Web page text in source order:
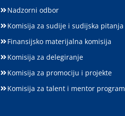
Nadzorni odbor
Komisija za sudije i sudijska pitanja
Finansijsko materijalna komisija
Komisija za delegiranje
Komisija za promociju i projekte
Komisija za talent i mentor program